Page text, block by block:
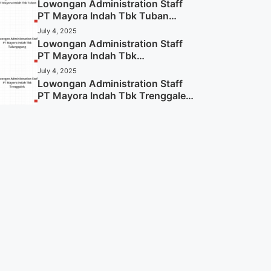
Lowongan Administration Staff
PT Mayora Indah Tbk Tuban
Tahun 2025 (Resmi)
July 4, 2025
Lowongan Administration Staff
PT Mayora Indah Tbk
Tulungagung Tahun 2025 (Lamar
Sekarang)
July 4, 2025
Lowongan Administration Staff
PT Mayora Indah Tbk Trenggalek